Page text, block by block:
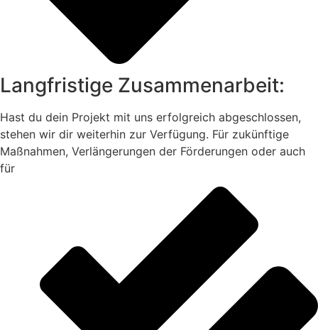
Langfristige Zusammenarbeit:
Hast du dein Projekt mit uns erfolgreich abgeschlossen,
stehen wir dir weiterhin zur Verfügung. Für zukünftige
Maßnahmen, Verlängerungen der Förderungen oder auch
für